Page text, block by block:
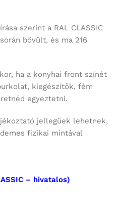
szerint a RAL CLASSIC
bővült, és ma 216
ha a konyhai front színét
kiegészítők, fém
egyeztetni.
jellegűek lehetnek,
fizikai mintával
– hivatalos)